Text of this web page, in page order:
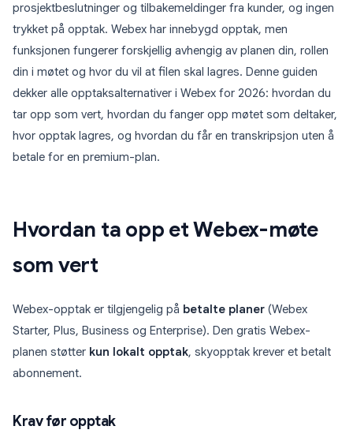
prosjektbeslutninger og tilbakemeldinger fra kunder, og ingen
trykket på opptak. Webex har innebygd opptak, men
funksjonen fungerer forskjellig avhengig av planen din, rollen
din i møtet og hvor du vil at filen skal lagres. Denne guiden
dekker alle opptaksalternativer i Webex for 2026: hvordan du
tar opp som vert, hvordan du fanger opp møtet som deltaker,
hvor opptak lagres, og hvordan du får en transkripsjon uten å
betale for en premium-plan.
Hvordan ta opp et Webex-møte
som vert
Webex-opptak er tilgjengelig på betalte planer (Webex
Starter, Plus, Business og Enterprise). Den gratis Webex-
planen støtter kun lokalt opptak, skyopptak krever et betalt
abonnement.
Krav før opptak